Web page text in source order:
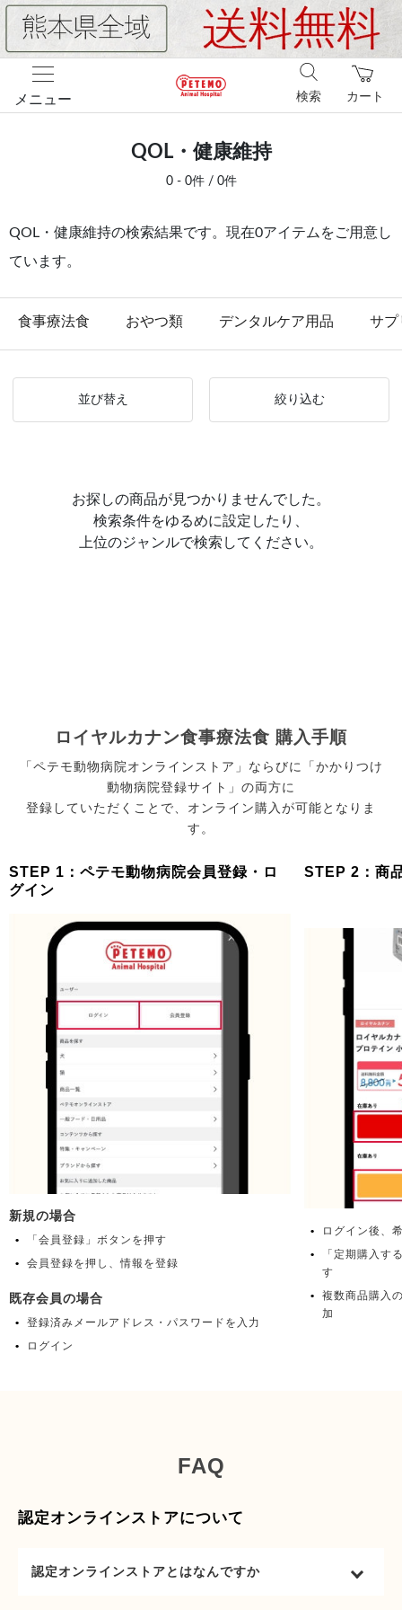
メニュー カート
検索
QOL・健康維持
0 - 0件 / 0件
QOL・健康維持の検索結果です。現在0アイテムをご用意し
ています。
食事療法食 おやつ類 デンタルケア用品 サプ
並び替え 絞り込む
お探しの商品が見つかりませんでした。
検索条件をゆるめに設定したり、
上位のジャンルで検索してください。
ロイヤルカナン食事療法食 購入手順
「ペテモ動物病院オンラインストア」ならびに「かかりつけ
動物病院登録サイト」の両方に
登録していただくことで、オンライン購入が可能となりま
す。
STEP 1：ペテモ動物病院会員登録・ロ
グイン
新規の場合
「会員登録」ボタンを押す
会員登録を押し、情報を登録
既存会員の場合
登録済みメールアドレス・パスワードを入力
ログイン
STEP 2：商
ログイン後、
「定期購入す
す
複数商品購入
加
FAQ
認定オンラインストアについて
認定オンラインストアとはなんですか